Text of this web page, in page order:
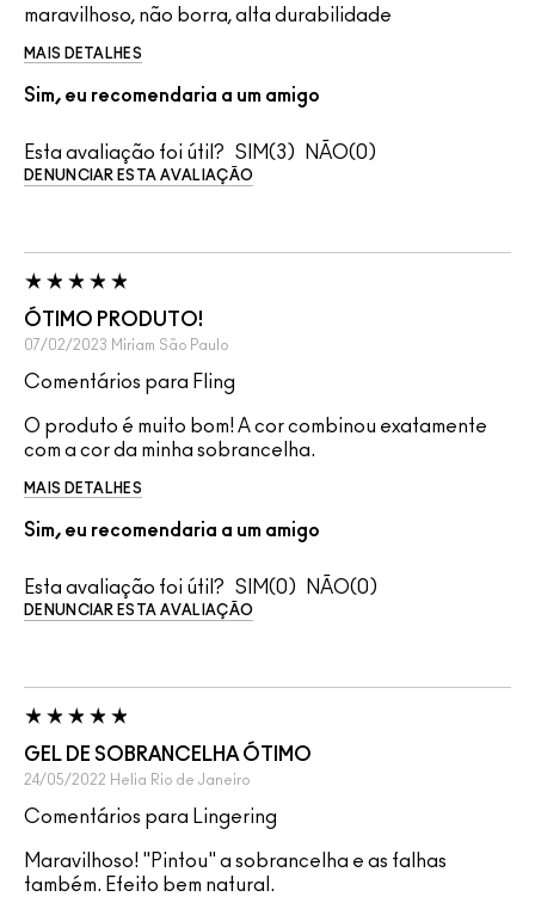
maravilhoso, não borra, alta durabilidade
MAIS DETALHES
Sim, eu recomendaria a um amigo
Esta avaliação foi útil? 3 0
DENUNCIAR ESTA AVALIAÇÃO
ÓTIMO PRODUTO!
07/02/2023 Miriam São Paulo
Comentários para Fling
O produto é muito bom! A cor combinou exatamente
com a cor da minha sobrancelha.
MAIS DETALHES
Sim, eu recomendaria a um amigo
Esta avaliação foi útil? 0 0
DENUNCIAR ESTA AVALIAÇÃO
GEL DE SOBRANCELHA ÓTIMO
24/05/2022 Helia Rio de Janeiro
Comentários para Lingering
Maravilhoso! "Pintou" a sobrancelha e as falhas
também. Efeito bem natural.